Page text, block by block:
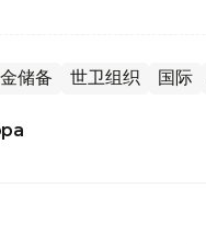
储备 世卫组织 国际